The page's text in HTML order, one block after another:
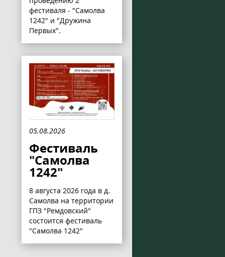
фестиваля - "Самолва
1242" и "Дружина
Первых".
05.08.2026
Фестиваль
"Самолва
1242"
8 августа 2026 года в д.
Самолва на территории
ГПЗ "Ремдовский"
состоится фестиваль
"Самолва 1242"